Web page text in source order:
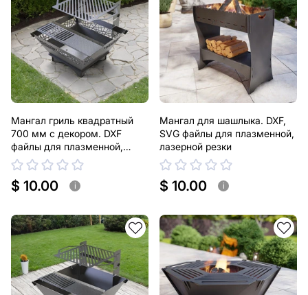
Мангал гриль квадратный
700 мм с декором. DXF
файлы для плазменной,
лазерной резки
$ 10.00 i
Мангал для шашлыка. DXF,
SVG файлы для плазменной,
лазерной резки
$ 10.00 i